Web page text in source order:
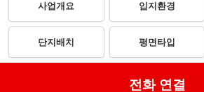
개인정보 수집 및 이용 동의 전문보기
등록 접수
사업개요 입지환경
단지배치 평면타입
전화 연결